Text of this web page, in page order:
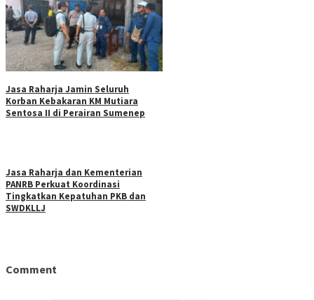
Jasa Raharja Jamin Seluruh
Korban Kebakaran KM Mutiara
Sentosa II di Perairan Sumenep
Jasa Raharja dan Kementerian
PANRB Perkuat Koordinasi
Tingkatkan Kepatuhan PKB dan
SWDKLLJ
Comment